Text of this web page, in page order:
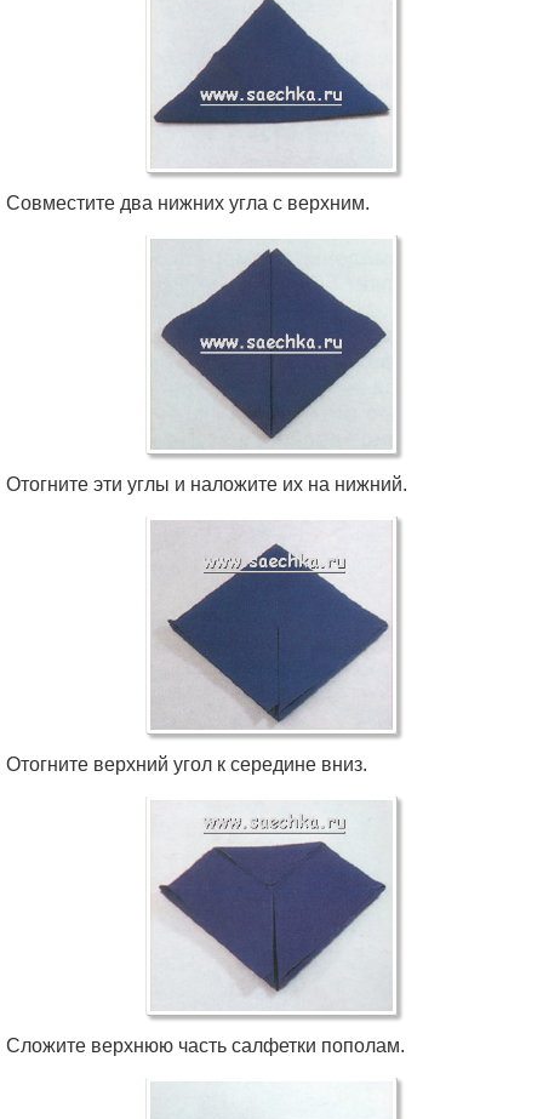
Совместите два нижних угла с верхним.
Отогните эти углы и наложите их на нижний.
Отогните верхний угол к середине вниз.
Сложите верхнюю часть салфетки пополам.